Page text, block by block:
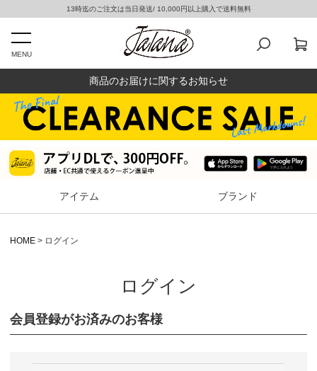
13時迄のご注文は当日発送/ 10,000円以上購入で送料無料
MENU
商品のお届けに関するお知らせ
アイテム ブランド
HOME ログイン
ログイン
会員登録がお済みのお客様